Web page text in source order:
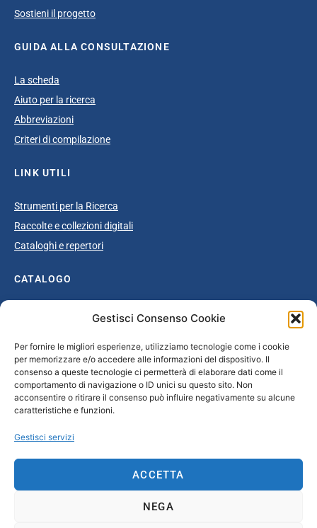
Gestisci Consenso Cookie
Per fornire le migliori esperienze, utilizziamo tecnologie come i cookie
per memorizzare e/o accedere alle informazioni del dispositivo. Il
consenso a queste tecnologie ci permetterà di elaborare dati come il
comportamento di navigazione o ID unici su questo sito. Non
acconsentire o ritirare il consenso può influire negativamente su alcune
caratteristiche e funzioni.
Gestisci servizi
ACCETTA
NEGA
Sostieni il progetto
GUIDA ALLA CONSULTAZIONE
La scheda
Aiuto per la ricerca
Abbreviazioni
Criteri di compilazione
LINK UTILI
Strumenti per la Ricerca
Raccolte e collezioni digitali
Cataloghi e repertori
CATALOGO
Catalogo completo
Età giolittiana
Grande Guerra e dopoguerra
Fascismo
Repubblica Sociale Italiana
CONTATTI